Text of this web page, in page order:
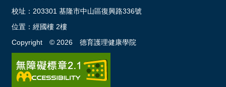
校址： 203301 基隆市中山區復興路336號
位置： 經國樓 2樓
Copyright © 2026德育護理健康學院